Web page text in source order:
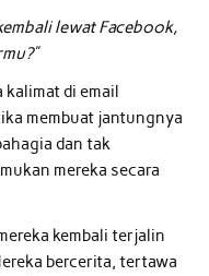
lewat Facebook,
di email
membuat jantungnya
dan tak
mereka secara
kembali terjalin
bercerita, tertawa